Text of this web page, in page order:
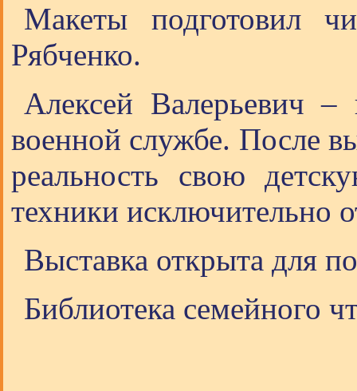
Макеты подготовил
Рябченко.
Алексей Валерьевич –
военной службе. После
реальность свою
техники исключительно
Выставка открыта для
Библиотека семейного